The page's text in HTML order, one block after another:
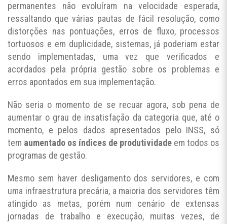
permanentes não evoluíram na velocidade esperada,
ressaltando que várias pautas de fácil resolução, como
distorções nas pontuações, erros de fluxo, processos
tortuosos e em duplicidade, sistemas, já poderiam estar
sendo implementadas, uma vez que verificados e
acordados pela própria gestão sobre os problemas e
erros apontados em sua implementação.
Não seria o momento de se recuar agora, sob pena de
aumentar o grau de insatisfação da categoria que, até o
momento, e pelos dados apresentados pelo INSS, só
tem aumentado os índices de produtividade em todos os
programas de gestão.
Mesmo sem haver desligamento dos servidores, e com
uma infraestrutura precária, a maioria dos servidores têm
atingido as metas, porém num cenário de extensas
jornadas de trabalho e execução, muitas vezes, de